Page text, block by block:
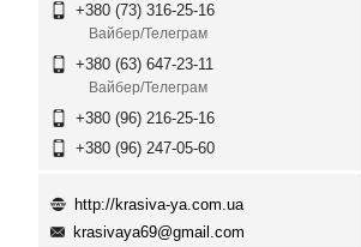
+380 (73) 316-25-16
Вайбер/Телеграм
+380 (63) 647-23-11
Вайбер/Телеграм
+380 (96) 216-25-16
+380 (96) 247-05-60
http://krasiva-ya.com.ua
krasivaya69@gmail.com